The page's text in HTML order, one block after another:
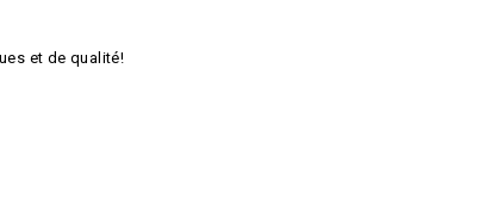
et de qualité!